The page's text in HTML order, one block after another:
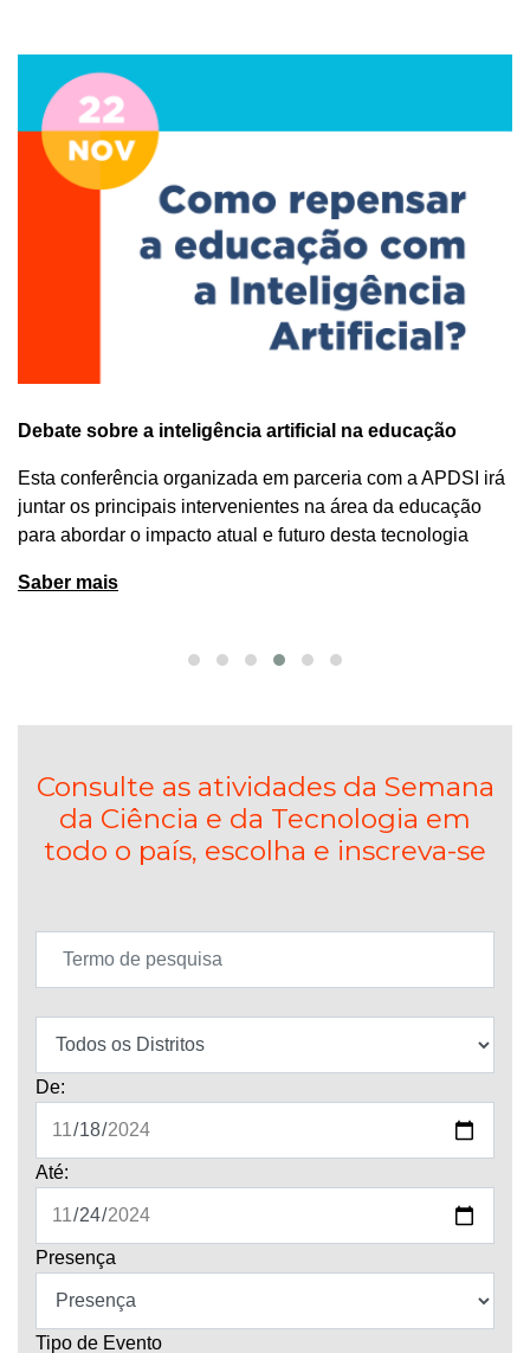
Debate sobre a inteligência artificial na educação
Esta conferência organizada em parceria com a APDSI irá
juntar os principais intervenientes na área da educação
para abordar o impacto atual e futuro desta tecnologia
Saber mais
Consulte as atividades da Semana
da Ciência e da Tecnologia em
todo o país, escolha e inscreva-se
De:
Até:
Presença
Tipo de Evento